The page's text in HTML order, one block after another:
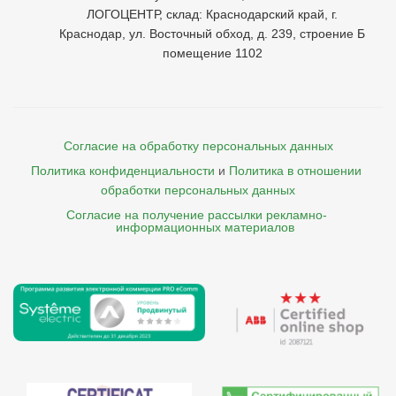
ЛОГОЦЕНТР, склад: Краснодарский край, г.
Краснодар, ул. Восточный обход, д. 239, строение Б
помещение 1102
Согласие на обработку персональных данных
Политика конфиденциальности и Политика в отношении
обработки персональных данных
Согласие на получение рассылки рекламно-
    информационных материалов